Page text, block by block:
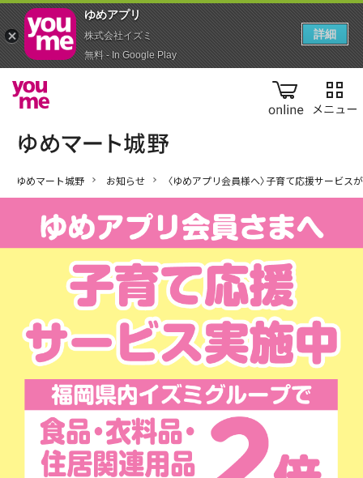
online
ゆめマート城野 お知らせ 〈ゆめアプリ会員様へ〉子育て応援サービス
ゆめアプ‪リ‬
株式会社イズミ
無料 - In Google Play
詳細